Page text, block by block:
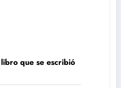
que se escribió